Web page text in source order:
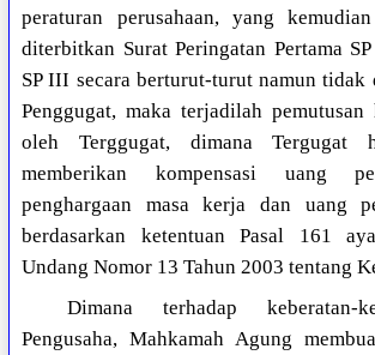
peraturan perusahaan, yang
diterbitkan Surat Peringatan Pertama
SP III secara berturut-turut namun tidak
Penggugat, maka terjadilah
oleh Terggugat, dimana Tergugat
memberikan kompensasi uang
penghargaan masa kerja dan uang
berdasarkan ketentuan Pasal 161
Undang Nomor 13 Tahun 2003 tentang
Dimana terhadap keberatan-
Pengusaha, Mahkamah Agung